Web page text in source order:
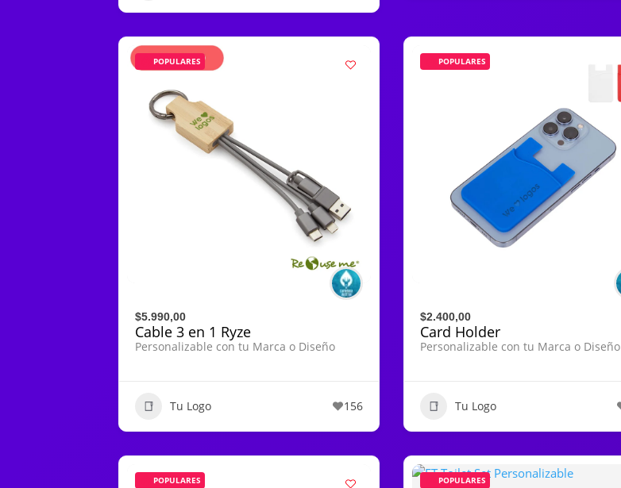
POPULARES
$5.990,00
Cable 3 en 1 Ryze
Personalizable con tu Marca o Diseño
Tu Logo 156
POPULARES
$2.400,00
Card Holder
Personalizable con tu Marca o Diseño
Tu Logo
POPULARES POPULARES